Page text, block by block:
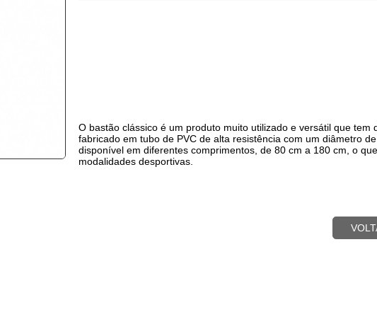
O bastão clássico é um produto muito utilizado e versátil que
fabricado em tubo de PVC de alta resistência com um diâmetro
disponível em diferentes comprimentos, de 80 cm a 180 cm, o
modalidades desportivas.